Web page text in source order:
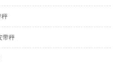
秤
带秤